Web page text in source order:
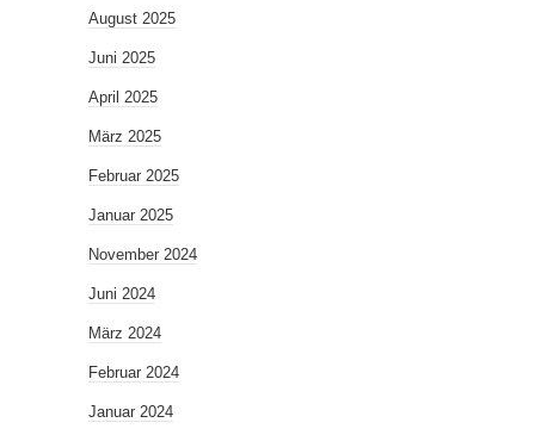
August 2025
Juni 2025
April 2025
März 2025
Februar 2025
Januar 2025
November 2024
Juni 2024
März 2024
Februar 2024
Januar 2024